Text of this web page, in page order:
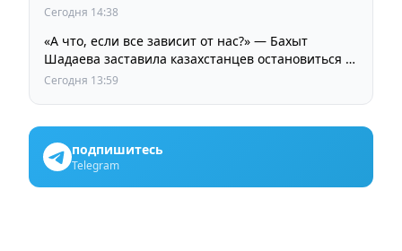
Сегодня 14:38
«А что, если все зависит от нас?» — Бахыт
Шадаева заставила казахстанцев остановиться и
задуматься
Сегодня 13:59
подпишитесь
Telegram